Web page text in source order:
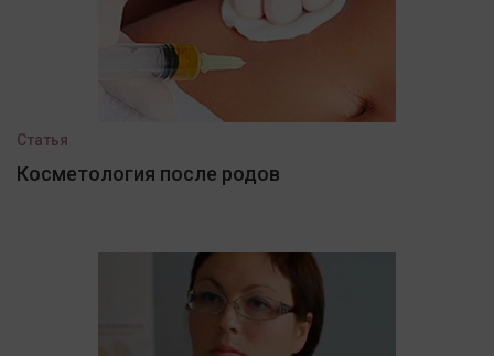
Статья
Косметология после родов